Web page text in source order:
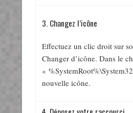
3. Changez l’icône
Effectuez un clic droit sur
Changer d’icône. Dans le
«
nouvelle icône.